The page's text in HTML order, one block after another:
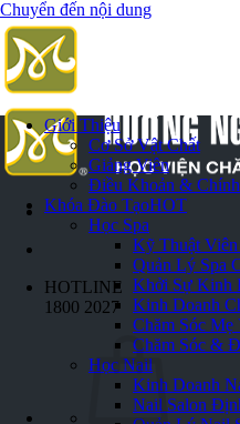
Chuyển đến nội dung
HOTLINE
1800 2027
Giới Thiệu
Cơ Sở Vật Chất
Giảng Viên
Điều Khoản & Chính
Khóa Đào TạoHOT
Học Spa
Kỹ Thuật
Quản Lý Spa
Khởi Sự Kinh
Kinh Doanh
Chăm Sóc Mẹ
Chăm Sóc &
Học Nail
Kinh Doanh
Nail Salon